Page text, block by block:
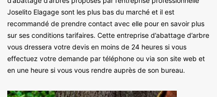
Joselito Elagage sont les plus bas du marché et il est
recommandé de prendre contact avec elle pour en savoir plus
sur ses conditions tarifaires. Cette entreprise d’abattage d’arbre
vous dressera votre devis en moins de 24 heures si vous
effectuez votre demande par téléphone ou via son site web et
en une heure si vous vous rendre auprès de son bureau.